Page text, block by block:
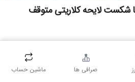
شکست لایحه کلاریتی متوقف
صرافی ها ماشین حساب